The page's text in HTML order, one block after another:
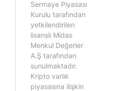
Sermaye Piyasası
Kurulu tarafından
yetkilendirilen
lisanslı Midas
Menkul Değerler
A.Ş tarafından
sunulmaktadır.
Kripto varlık
piyasasına ilişkin